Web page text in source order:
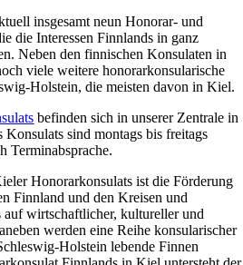
insgesamt neun Honorar- und
die Interessen Finnlands in ganz
Neben den finnischen Konsulaten in
viele weitere honorarkonsularische
Holstein, die meisten davon in Kiel.
befinden sich in unserer Zentrale in
sind montags bis freitags
Terminabsprache.
Honorarkonsulats ist die Förderung
Finnland und den Kreisen und
wirtschaftlicher, kultureller und
werden eine Reihe konsularischer
Holstein lebende Finnen